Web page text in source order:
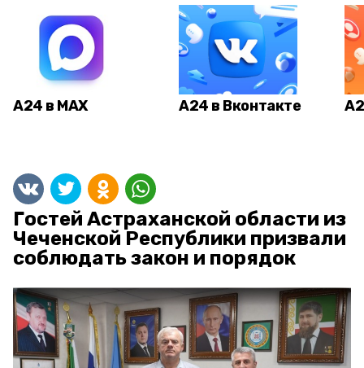
А24 в MAX А24 в Вконтакте
Гостей Астраханской области из
Чеченской Республики призвали
соблюдать закон и порядок